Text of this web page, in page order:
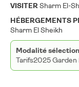
VISITERSharm El-
HÉBERGEMENTS
Sharm El Sheikh
Modalité
Tarifs2025 Garden